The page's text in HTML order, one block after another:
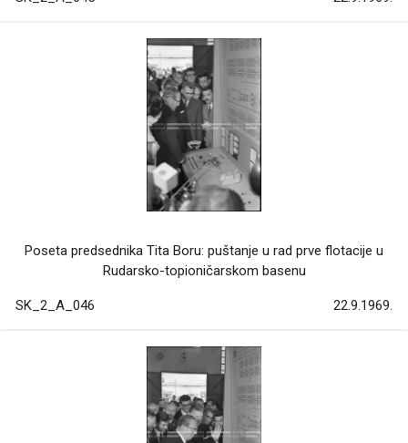
Poseta predsednika Tita Boru: puštanje u rad prve flotacije u
Rudarsko-topioničarskom basenu
SK_2_A_046 22.9.1969.